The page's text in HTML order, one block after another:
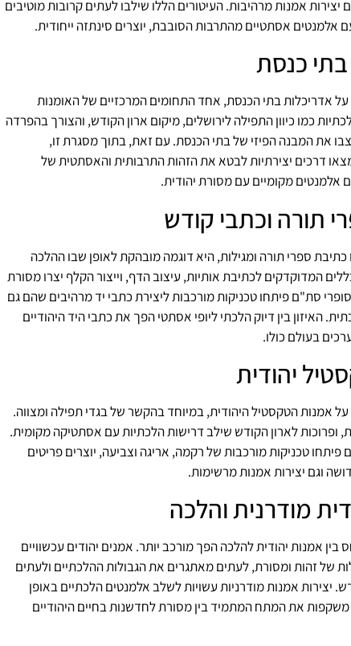
יצירות אמנות מרהיבות. העיטורים הללו שילבו לעתים קרובות מוטיבים
אלמנטים אסתטיים מהתרבות הסובבת, יוצרים סינתזה ייחודית.
כנסת
אדריכלות בתי הכנסת, אחד התחומים המרכזיים של האומנות
כמו כיוון התפילה לירושלים, מיקום ארון הקודש, והצורך בהפרדה
את המבנה הפיזי של בתי הכנסת. עם זאת, בתוך מסגרת זו,
דרכים יצירתיות לבטא את הזהות התרבותית והאסתטית של
אלמנטים מקומיים עם מסורת יהודית.
תורה וכתבי קודש
ספרי תורה ומגילות, היא דוגמה מובהקת לאופן שבו ההלכה
המדוקדקים לכתיבת אותיות, עיצוב הדף, וייצור הקלף יצרו מסורת
סת"ם פיתחו טכניקות מורכבות ליצירת כתבי יד מרהיבים שהם גם
האיזון בין דיוק הלכתי ליופי אסתטי הפך את כתבי היד היהודיים
בעולם כולו.
יהודית
אמנות הטקסטיל היהודית, במיוחד בהקשר של בגדי תפילה ומצווה.
ופרוכות לארון הקודש שילב דרישות הלכתיות עם אסתטיקה מקומית.
פיתחו טכניקות מורכבות של רקמה, אריגה וצביעה, יוצרים פריטים
וגם יצירות אמנות מרשימות.
מודרנית והלכה
בין אמנות יהודית להלכה הפך מורכב יותר. אמנים יהודים עכשוויים
של זהות ומסורת, לעתים מאתגרים את הגבולות ההלכתיים ולעתים
אמנות מודרניות עשויות לשלב אלמנטים הלכתיים באופן
משקפות את המתח המתמיד בין מסורת לחדשנות בחיים היהודיים